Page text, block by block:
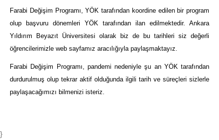
Farabi Değişim Programı, YÖK tarafından koordine edilen bir program
olup başvuru dönemleri YÖK tarafından ilan edilmektedir. Ankara
Yıldırım Beyazıt Üniversitesi olarak biz de bu tarihleri siz değerli
öğrencilerimizle web sayfamız aracılığıyla paylaşmaktayız.
Farabi Değişim Programı, pandemi nedeniyle şu an YÖK tarafından
durdurulmuş olup tekrar aktif olduğunda ilgili tarih ve süreçleri sizlerle
paylaşacağımızı bilmenizi isteriz.
}